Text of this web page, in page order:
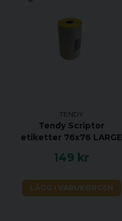
TENDY
Tendy Scriptor
etiketter 76x76 LARGE
149 kr
LÄGG I VARUKORGEN